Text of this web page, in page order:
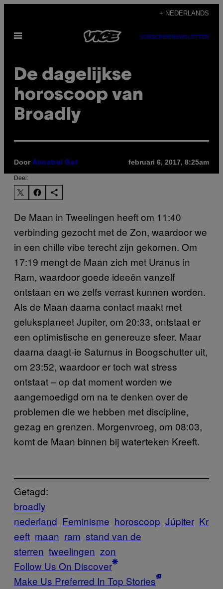
de
+ NEDERLANDS
Open
SUBSCRIBENEWSLETTER
De dagelijkse
horoscoop van
Broadly
Door Annabel Gat februari 6, 2017, 8:25am
Deel:
De Maan in Tweelingen heeft om 11:40
verbinding gezocht met de Zon, waardoor we
in een chille vibe terecht zijn gekomen. Om
17:19 mengt de Maan zich met Uranus in
Ram, waardoor goede ideeën vanzelf
ontstaan en we zelfs verrast kunnen worden.
Als de Maan daarna contact maakt met
geluksplaneet Jupiter, om 20:33, ontstaat er
een optimistische en genereuze sfeer. Maar
daarna daagt-ie Saturnus in Boogschutter uit,
om 23:52, waardoor er toch wat stress
ontstaat – op dat moment worden we
aangemoedigd om na te denken over de
problemen die we hebben met discipline,
gezag en grenzen. Morgenvroeg, om 08:03,
komt de Maan binnen bij waterteken Kreeft.
Getagd:
broadly
nederland Feminisme horoscoop Júpiter Kr
eeft maan ram stand van de
sterren tweelingen zon
Follow Us On Discover
Make Us Preferred In Top Stories